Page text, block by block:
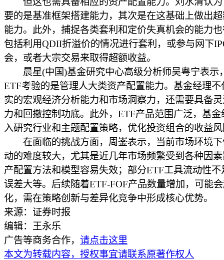
要的是基准框架搭建能力，其次是在这基础上做出
能力。此外，捕捉各类套利和定价失真机会的能力
包括利用QDII折溢价的情况进行套利，或参与网下
会，或者大宗交易来取得超额收益。
晨星(中国)基金研究中心高级分析师吴粤宁表示
ETF考验的是管理人大类资产配置能力。基金经理不
实的宏观经济分析能力和市场洞察力，还需要具备
力和回撤控制功底。此外，ETF产品范围广泛，基金
入研究行业和主题配置策略，优化投资组合的收益
在面临的挑战方面，周崟表示，当前市场环境下
动的难度较大，尤其是近几年市场频繁受到各种因
产配置方法和模型容易失效；部分ETF工具流动性不
误差大等。后续随着ETF-FOF产品数量增加，可能
化，需在策略创新与差异化竞争中形成核心优势。
来源：证券时报
编辑：王永乐
广告等商务合作， 请点击这里
本文为转载内容，授权事宜请联系原著作权人